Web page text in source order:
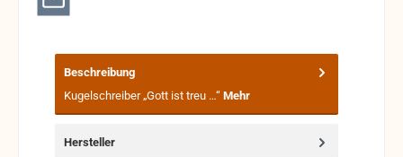
Beschreibung
Kugelschreiber „Gott ist treu …“ Mehr
Hersteller